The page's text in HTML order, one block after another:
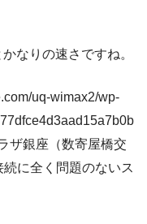
なりの速さですね。
uq-wimax2/wp-
ザ銀座（数寄屋橋交
に全く問題のないス